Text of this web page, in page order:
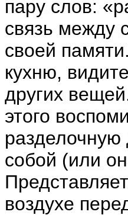
пару слов:
связь между
своей
кухню,
других
этого
разделочную
собой (или
воздухе